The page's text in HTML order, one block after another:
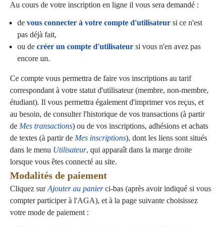
Au cours de votre inscription en ligne il vous sera demandé :
de vous connecter à votre compte d'utilisateur si ce n'est
pas déjà fait,
ou de créer un compte d'utilisateur si vous n'en avez pas
encore un.
Ce compte vous permettra de faire vos inscriptions au tarif
correspondant à votre statut d'utilisateur (membre, non-membre,
étudiant). Il vous permettra également d'imprimer vos reçus, et
au besoin, de consulter l'historique de vos transactions (à partir
de Mes transactions) ou de vos inscriptions, adhésions et achats
de textes (à partir de Mes inscriptions), dont les liens sont situés
dans le menu Utilisateur, qui apparaît dans la marge droite
lorsque vous êtes connecté au site.
Modalités de paiement
Cliquez surAjouter au panierci-bas (après avoir indiqué si vous
compter participer à l'AGA), et à la page suivante choisissez
votre mode de paiement :